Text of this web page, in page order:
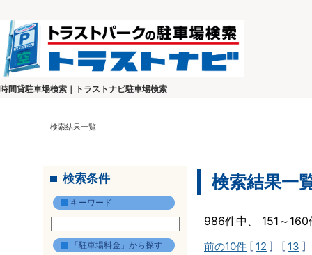
時間貸駐車場検索｜トラストナビ駐車場検索
検索結果一覧
検索条件
キーワード
「駐車場料金」から探す
検索結果一
986件中、 151～
前の10件 [ 12 ] [ 13 ]